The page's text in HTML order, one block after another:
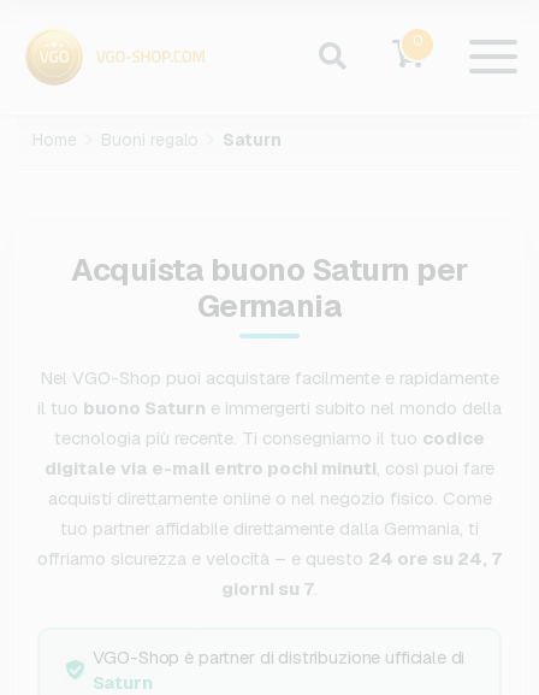
0
Home Buoni regalo Saturn
Acquista buono Saturn per
Germania
Nel VGO-Shop puoi acquistare facilmente e rapidamente
il tuo buono Saturn e immergerti subito nel mondo della
tecnologia più recente. Ti consegniamo il tuo codice
digitale via e-mail entro pochi minuti, così puoi fare
acquisti direttamente online o nel negozio fisico. Come
tuo partner affidabile direttamente dalla Germania, ti
offriamo sicurezza e velocità – e questo 24 ore su 24, 7
giorni su 7.
VGO-Shop è partner di distribuzione ufficiale di
Saturn